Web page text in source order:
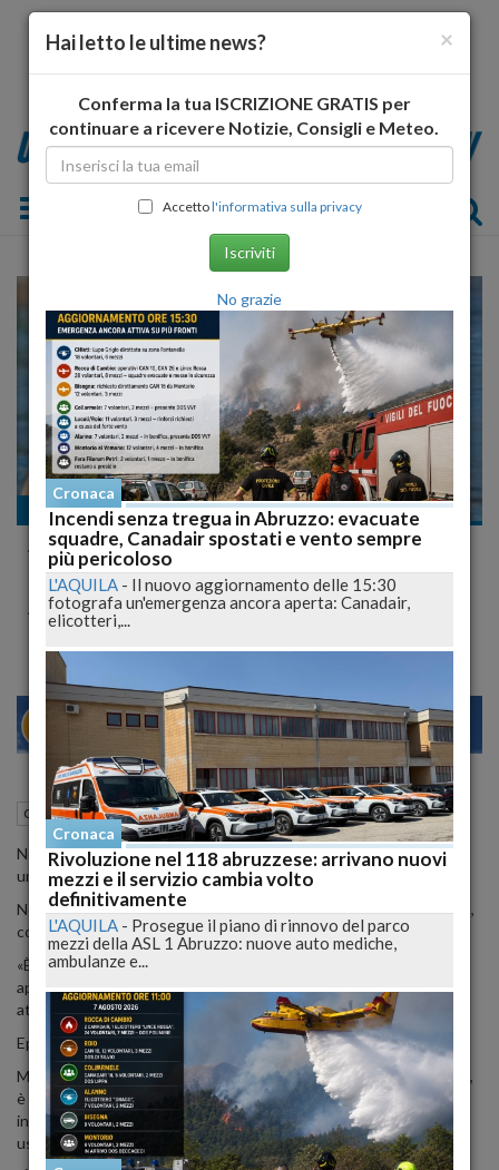
Toggle navigation
Cronaca nazionale
Alessandra Moretti smentisce il flirt con
Massimo Giletti, ma Quel Bacio
Appassionato??
MILANO 28 30
Cronaca nazionale 13 Agosto 2015 05:00
Nessun flirt perAlessandra Moretti, che sta trascorrendo
un'estate da mamma single.
Nessun compagno né flirt, assicura a"Oggi":conMassimo Giletti ,
con il quale era stata paparazzata l'estate scorsa, sono solo amici.
«È un giornalista che stimo, io e Massimo siamo amici - spiega - Lo
apprezzo per la sua intelligenza. E il misterioso nuovo flirt che mi
attribuiscono non esiste, sono single».
Eppure, il bacio l'estate scorsa c'era stato eccome.
Ma quest'estate l'europarlamentare, in ferie a Carloforte (Cagliari),
è intenta a leccarsi le ferite dopo la sconfitta alle elezioni regionali
in Veneto, dove è stata nettamente battuta dal governatore
uscente leghista Luca Zaia.
×
Hai letto le ultime news?
Conferma la tua ISCRIZIONE GRATIS per
continuare a ricevere Notizie, Consigli e Meteo.
Accettol'informativa sulla privacy
Iscriviti
No grazie
Cronaca
Incendi senza tregua in Abruzzo: evacuate
squadre, Canadair spostati e vento sempre
più pericoloso
L'AQUILA - Il nuovo aggiornamento delle 15:30
fotografa un'emergenza ancora aperta: Canadair,
elicotteri,...
Cronaca
Rivoluzione nel 118 abruzzese: arrivano nuovi
mezzi e il servizio cambia volto
definitivamente
L'AQUILA - Prosegue il piano di rinnovo del parco
mezzi della ASL 1 Abruzzo: nuove auto mediche,
ambulanze e...